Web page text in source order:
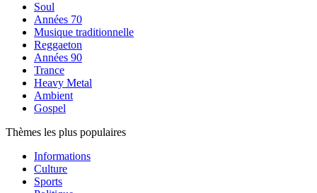
Soul
Années 70
Musique traditionnelle
Reggaeton
Années 90
Trance
Heavy Metal
Ambient
Gospel
Thèmes les plus populaires
Informations
Culture
Sports